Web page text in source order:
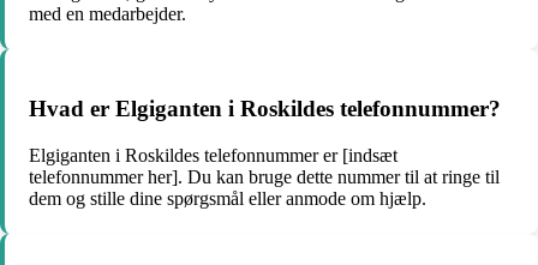
med en medarbejder.
Hvad er Elgiganten i Roskildes telefonnummer?
Elgiganten i Roskildes telefonnummer er [indsæt
telefonnummer her]. Du kan bruge dette nummer til at ringe til
dem og stille dine spørgsmål eller anmode om hjælp.